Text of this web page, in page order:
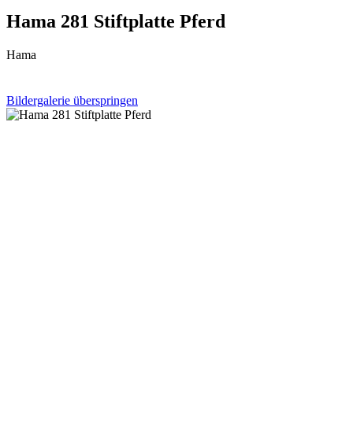
Hama 281 Stiftplatte Pferd
Hama
Bildergalerie überspringen